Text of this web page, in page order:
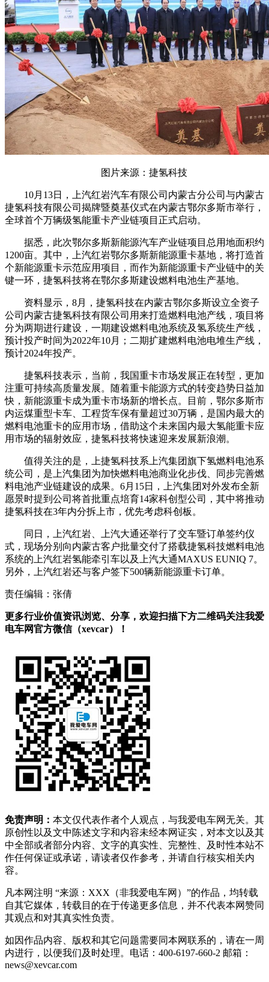
图片来源：捷氢科技
10月13日，上汽红岩汽车有限公司内蒙古分公司与内蒙古
捷氢科技有限公司揭牌暨奠基仪式在内蒙古鄂尔多斯市举行，
全球首个万辆级氢能重卡产业链项目正式启动。
据悉，此次鄂尔多斯新能源汽车产业链项目总用地面积约
1200亩。其中，上汽红岩鄂尔多斯新能源重卡基地，将打造首
个新能源重卡示范应用项目，而作为新能源重卡产业链中的关
键一环，捷氢科技将在鄂尔多斯建设燃料电池生产基地。
资料显示，8月，捷氢科技在内蒙古鄂尔多斯设立全资子
公司内蒙古捷氢科技有限公司用来打造燃料电池产线，项目将
分为两期进行建设，一期建设燃料电池系统及氢系统生产线，
预计投产时间为2022年10月；二期扩建燃料电池电堆生产线，
预计2024年投产。
捷氢科技表示，当前，我国重卡市场发展正在转型，更加
注重可持续高质量发展。随着重卡能源方式的转变趋势日益加
快，新能源重卡成为重卡市场新的增长点。目前，鄂尔多斯市
内运煤重型卡车、工程货车保有量超过30万辆，是国内最大的
燃料电池重卡的应用市场，借助这个未来国内最大氢能重卡应
用市场的辐射效应，捷氢科技将快速迎来发展新浪潮。
值得关注的是，上捷氢科技系上汽集团旗下氢燃料电池系
统公司，是上汽集团为加快燃料电池商业化步伐、同步完善燃
料电池产业链建设的成果。6月15日，上汽集团对外发布全新
愿景时提到公司将首批重点培育14家科创型公司，其中将推动
捷氢科技在3年内分拆上市，优先考虑科创板。
同日，上汽红岩、上汽大通还举行了交车暨订单签约仪
式，现场分别向内蒙古客户批量交付了搭载捷氢科技燃料电池
系统的上汽红岩氢能牵引车以及上汽大通MAXUS EUNIQ 7。
另外，上汽红岩还与客户签下500辆新能源重卡订单。
责任编辑：张倩
更多行业价值资讯浏览、分享，欢迎扫描下方二维码关注我爱
电车网官方微信（xevcar）！
免责声明： 本文仅代表作者个人观点，与我爱电车网无关。其
原创性以及文中陈述文字和内容未经本网证实，对本文以及其
中全部或者部分内容、文字的真实性、完整性、及时性本站不
作任何保证或承诺，请读者仅作参考，并请自行核实相关内
容。
凡本网注明 “来源：XXX（非我爱电车网）”的作品，均转载
自其它媒体，转载目的在于传递更多信息，并不代表本网赞同
其观点和对其真实性负责。
如因作品内容、版权和其它问题需要同本网联系的，请在一周
内进行，以便我们及时处理。电话：400-6197-660-2 邮箱：
news@xevcar.com